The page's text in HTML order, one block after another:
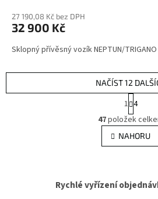
27 190,08 Kč bez DPH
32 900 Kč
Sklopný přívěsný vozík NEPTUN/
O
v
l
á
c
í
NAČÍST 12
t
r
á
n
k
n
1 4
47položek
NAHORU
Rychlé vyřízení